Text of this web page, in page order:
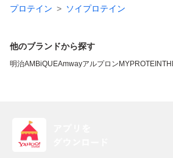
プロテイン
ソイプロテイン
他のブランドから探す
明治AMBiQUEAmwayアルプロン MYPROTEIN